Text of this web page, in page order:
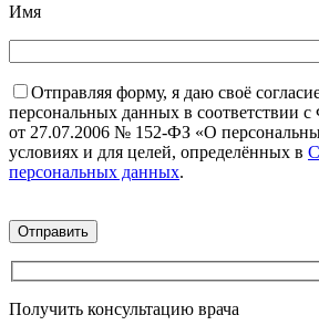
Имя
Отправляя форму, я даю своё
персональных данных в соответствии
от 27.07.2006 № 152-ФЗ «О
условиях и для целей, определённых в
персональных данных.
Получить консультацию врача